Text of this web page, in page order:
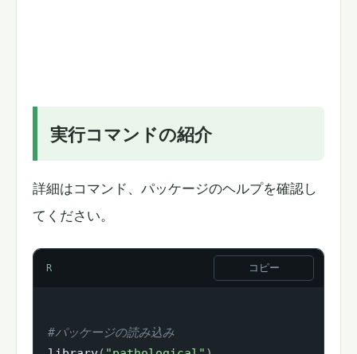
実行コマンドの紹介
詳細はコマンド、パッケージのヘルプを確認し
てください。
R コピー
#パッケージの読み込み